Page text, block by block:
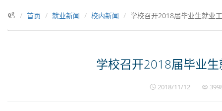
首页 就业新闻 校内新闻 学校召开2018届毕业生就业
学校召开2018届毕业
2018/11/12